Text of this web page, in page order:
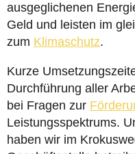
ausgeglichenen
Geld und leisten im
zum Klimaschutz.
Kurze
Durchführung aller
bei Fragen zur
Leistungsspektrums.
haben wir im